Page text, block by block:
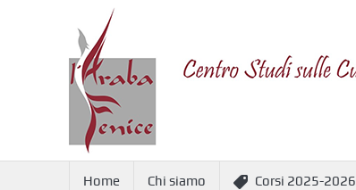
Home Chi siamo Corsi 2025-2026